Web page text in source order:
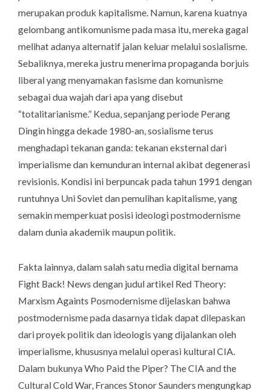
merupakan produk kapitalisme. Namun, karena kuatnya
gelombang antikomunisme pada masa itu, mereka gagal
melihat adanya alternatif jalan keluar melalui sosialisme.
Sebaliknya, mereka justru menerima propaganda borjuis
liberal yang menyamakan fasisme dan komunisme
sebagai dua wajah dari apa yang disebut
“totalitarianisme.” Kedua, sepanjang periode Perang
Dingin hingga dekade 1980-an, sosialisme terus
menghadapi tekanan ganda: tekanan eksternal dari
imperialisme dan kemunduran internal akibat degenerasi
revisionis. Kondisi ini berpuncak pada tahun 1991 dengan
runtuhnya Uni Soviet dan pemulihan kapitalisme, yang
semakin memperkuat posisi ideologi postmodernisme
dalam dunia akademik maupun politik.
Fakta lainnya, dalam salah satu media digital bernama
Fight Back! News dengan judul artikel Red Theory:
Marxism Againts Posmodernismedijelaskan bahwa
postmodernisme pada dasarnya tidak dapat dilepaskan
dari proyek politik dan ideologis yang dijalankan oleh
imperialisme, khususnya melalui operasi kultural CIA.
Dalam bukunyaWho Paid the Piper? The CIA and the
Cultural Cold War, Frances Stonor Saunders mengungkap